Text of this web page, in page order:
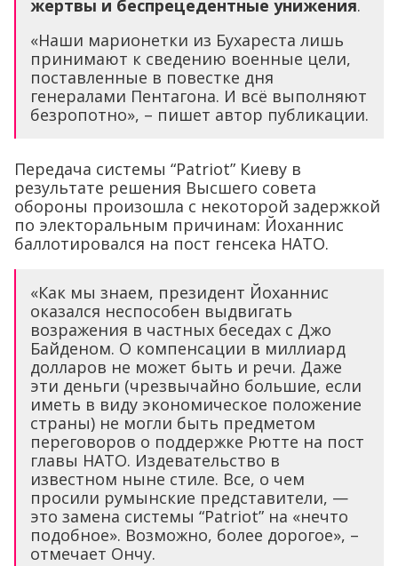
жертвы и беспрецедентные унижения.
«Наши марионетки из Бухареста лишь
принимают к сведению военные цели,
поставленные в повестке дня
генералами Пентагона. И всё выполняют
безропотно», – пишет автор публикации.
Передача системы “Patriot” Киеву в
результате решения Высшего совета
обороны произошла с некоторой задержкой
по электоральным причинам: Йоханнис
баллотировался на пост генсека НАТО.
«Как мы знаем, президент Йоханнис
оказался неспособен выдвигать
возражения в частных беседах с Джо
Байденом. О компенсации в миллиард
долларов не может быть и речи. Даже
эти деньги (чрезвычайно большие, если
иметь в виду экономическое положение
страны) не могли быть предметом
переговоров о поддержке Рютте на пост
главы НАТО. Издевательство в
известном ныне стиле. Все, о чем
просили румынские представители, —
это замена системы “Patriot” на «нечто
подобное». Возможно, более дорогое», –
отмечает Ончу.